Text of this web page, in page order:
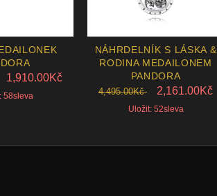
1,910.00Kč
58sleva
NÁHRDELNÍK S LÁSKA &
RODINA MEDAILONEM
PANDORA
4,495.00Kč
2,161.00Kč
Uložit: 52sleva